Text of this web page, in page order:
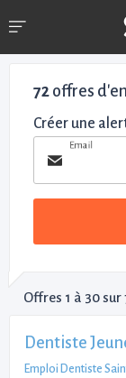
72 offres
Créer une
Email
Offres 1 à 30 sur
Dentiste
Emploi Dentiste